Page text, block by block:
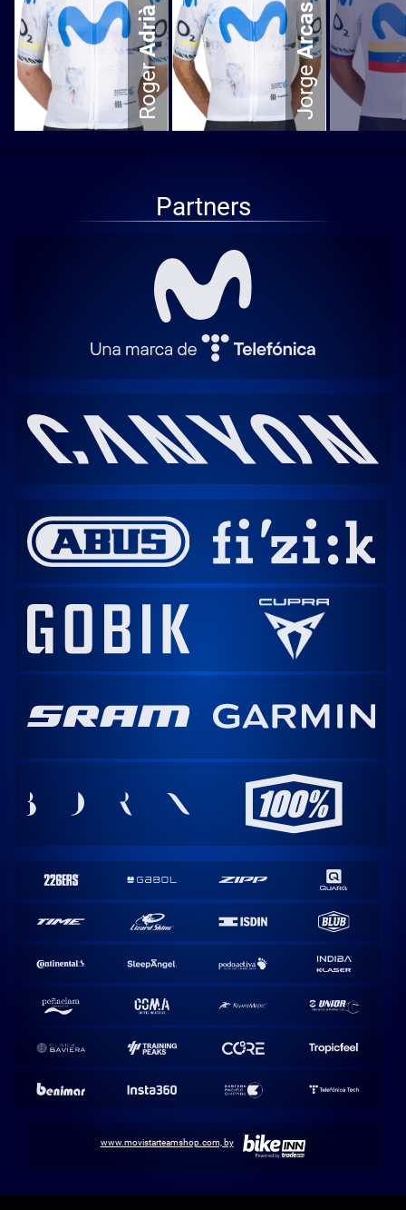
Roger
Adrià
Jorge
Arcas
Partners
www.movistarteamshop.com, by